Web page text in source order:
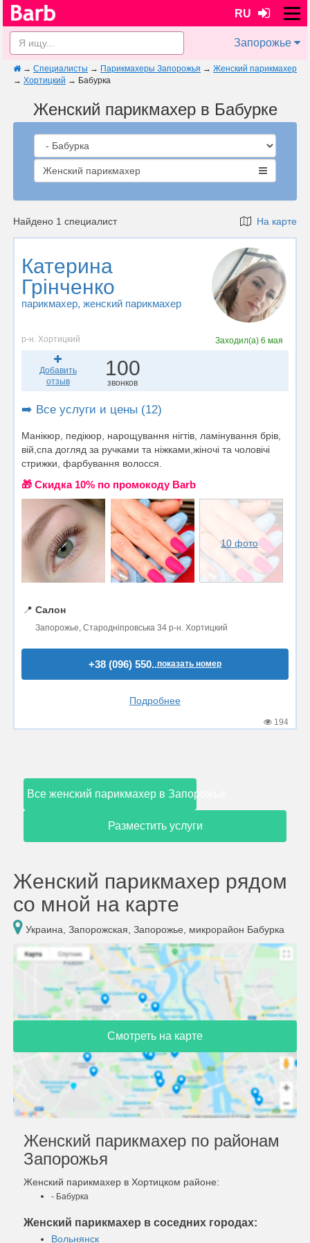
RU
Запорожье
→ Специалисты → Парикмахеры Запорожья → Женский парикмахер
→ Хортицкий → Бабурка
Женский парикмахер в Бабурке
Женский парикмахер
Найдено 1 специалист На карте
Катерина
Грінченко
парикмахер, женский парикмахер
р-н. Хортицкий Заходил(а)6 мая
Добавить
отзыв
100
звонков
➡️ Все услуги и цены (12)
Манікюр, педікюр, нарощування нігтів, ламінування брів,
вій,спа догляд за ручками та ніжками,жіночі та чоловічі
стрижки, фарбування волосся.
🎁 Cкидка 10% по промокоду Barb
10 фото
📍 Салон
Запорожье, Стародніпровська 34 р-н. Хортицкий
+38 (096) 550..показать номер
Подробнее
194
Все женский парикмахер в Запорожье
Разместить услуги
Женский парикмахер рядом
со мной на карте
Украина, Запорожская, Запорожье, микрорайон Бабурка
Смотреть на карте
Женский парикмахер по районам
Запорожья
Женский парикмахер в Хортицком районе:
- Бабурка
Женский парикмахер в соседних городах:
Вольнянск